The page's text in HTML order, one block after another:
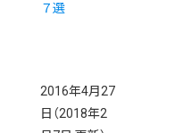
７選
2016年4月27
日 （2018年2